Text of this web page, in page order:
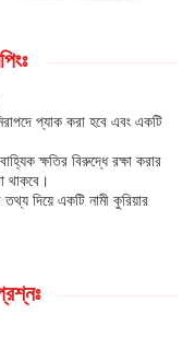
প্যাক করা হবে এবং একটি
ক্ষতির বিরুদ্ধে রক্ষা করার
থাকবে।
তথ্য দিয়ে একটি নামী কুরিয়ার